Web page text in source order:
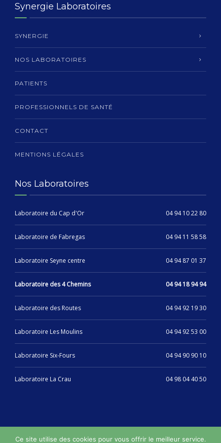
Synergie Laboratoires
SYNERGIE
NOS LABORATOIRES
PATIENTS
PROFESSIONNELS DE SANTÉ
CONTACT
MENTIONS LÉGALES
Nos Laboratoires
Laboratoire du Cap d'Or 04 94 10 22 80
Laboratoire de Fabregas 04 94 11 58 58
Laboratoire Seyne centre 04 94 87 01 37
Laboratoire des 4 Chemins 04 94 18 94 94
Laboratoire des Routes 04 94 92 19 30
Laboratoire Les Moulins 04 94 92 53 00
Laboratoire Six-Fours 04 94 90 90 10
Laboratoire La Crau 04 98 04 40 50
Ce site utilise des cookies pour vous offrir le meilleur service.